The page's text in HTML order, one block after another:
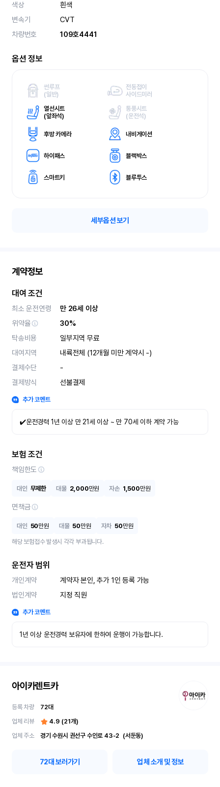
색상
흰색
변속기
CVT
차량번호
109호4441
옵션 정보
썬루프
(일반)
전동접이
사이드미러
열선시트
(앞좌석)
통풍시트
(운전석)
후방 카메라 내비게이션
하이패스 블랙박스
스마트키 블루투스
세부옵션 보기
계약정보
대여 조건
최소 운전연령
만 26세 이상
위약율
30%
탁송비용
일부지역 무료
대여지역
내륙전체 (12개월 미만 계약시 -)
결제수단
-
결제방식
선불결제
추가 코멘트
✔️운전경력 1년 이상 만 21세 이상 ~ 만 70세 이하 계약 가능
보험 조건
책임한도
대인 무제한 대물 2,000만원 자손 1,500만원
면책금
대인 50만원 대물 50만원 자차 50만원
해당 보험접수 발생시 각각 부과됩니다.
운전자 범위
개인계약
계약자 본인, 추가 1인 등록 가능
법인계약
지정 직원
추가 코멘트
1년 이상 운전경력 보유자에 한하여 운행이 가능합니다.
아이카렌트카
등록 차량 72대
업체 리뷰
4.9 (21개)
업체 주소
경기 수원시 권선구 수인로 43-2	(서둔동)
72대 보러가기 업체 소개 및 정보